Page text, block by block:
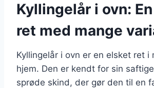
Kyllingelår i ovn:
ret med mange
Kyllingelår i ovn er en elsket ret i
hjem. Den er kendt for sin
sprøde skind, der gør den til en